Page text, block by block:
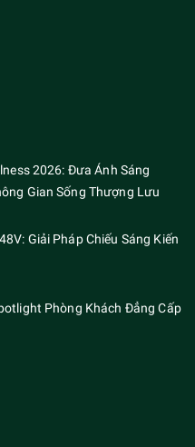
2026: Đưa Ánh Sáng
Gian Sống Thượng Lưu
Giải Pháp Chiếu Sáng Kiến
Phòng Khách Đẳng Cấp